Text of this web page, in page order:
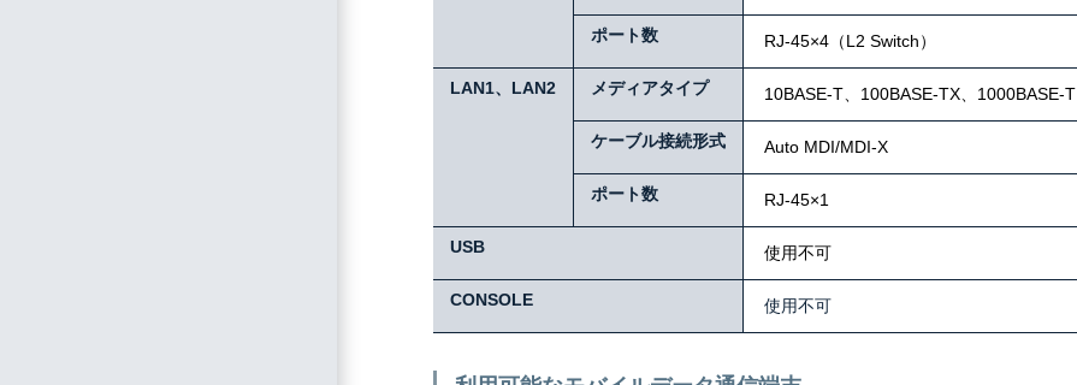
ポート数 RJ-45×4 （L2 Switch）
LAN1、LAN2 メディアタイプ 10BASE-T、100BASE-TX、1000BASE-T
ケーブル接続形式 Auto MDI/MDI-X
ポート数 RJ-45×1
USB 使用不可
CONSOLE 使用不可